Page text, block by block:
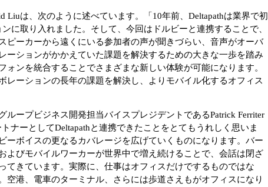
Liuは、次のように述べています。「10年前、Deltapathは業界で初
に取り入れました。そして、今回はドルビーと連携することで、
ピーカーから遠くにいる参加者の声が聞きづらい、音声がオーバ
ーションがかかえていた課題を解決するための大きな一歩を踏み
ンを統合することでさまざまな新しい体験が可能になります。
ーションの長年の課題を解決し、よりモバイル化するオフィス
ープビジネス開発担当バイスプレジデントであるPatrick Ferriter
ナーとしてDeltapathと連携できたことをとてもうれしく思いま
ーボイスの更なるカバレージを広げていくものになります。バー
よびモバイルワーカーが世界中で増え続けることで、会話は閉ざ
てきています。実際に、仕事はオフィスだけでするものではな
空港、電車のターミナル、さらには歩道さえもがオフィスになり